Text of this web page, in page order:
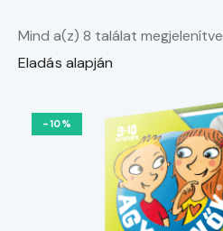
Mind a(z) 8 találat megjelenítve
-10%